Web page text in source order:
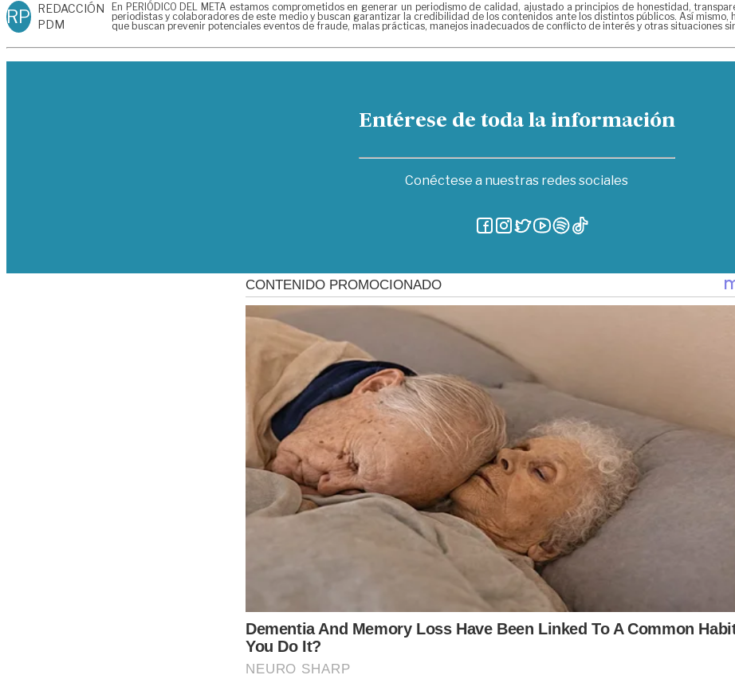
RP REDACCIÓN
PDM
En PERIÓDICO DEL META estamos comprometidos en generar un periodismo de calidad, ajustado a principios de honestidad,
periodistas y colaboradores de este medio y buscan garantizar la credibilidad de los contenidos ante los distintos públicos. Así
que buscan prevenir potenciales eventos de fraude, malas prácticas, manejos inadecuados de conflicto de interés y otras situaciones
Entérese de toda la información
Conéctese a nuestras redes sociales